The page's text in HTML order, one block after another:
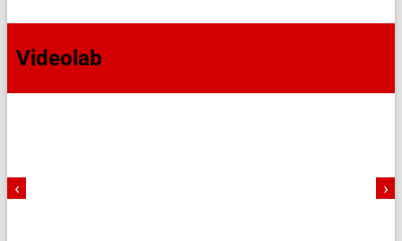
Videolab
‹ ›